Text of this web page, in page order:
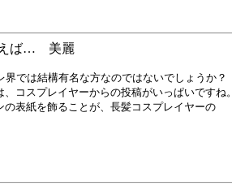
えば… 美麗
では結構有名な方なのではないでしょうか？
コスプレイヤーからの投稿がいっぱいですね。
の表紙を飾ることが、長髪コスプレイヤーの